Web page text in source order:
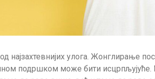
најзахтевнијих улога. Жонглирање
подршком може бити исцрпљујуће.